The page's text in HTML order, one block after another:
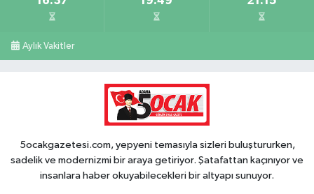
Aylık Vakitler
5ocakgazetesi.com, yepyeni temasıyla sizleri buluştururken,
sadelik ve modernizmi bir araya getiriyor. Şatafattan kaçınıyor ve
insanlara haber okuyabilecekleri bir altyapı sunuyor.